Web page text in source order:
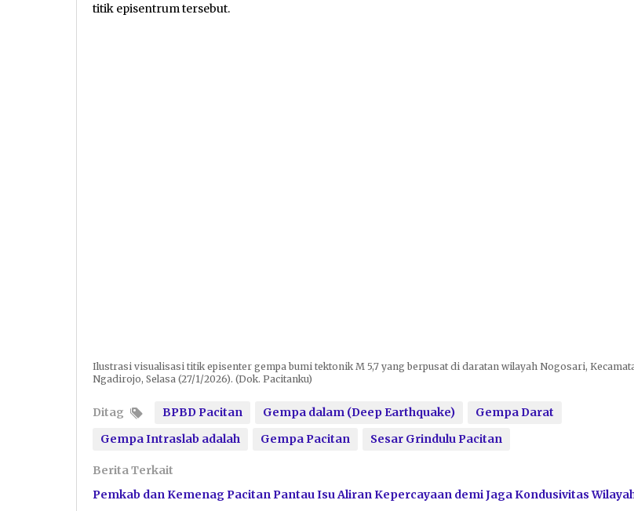
titik episentrum tersebut.
Ilustrasi visualisasi titik episenter gempa bumi tektonik M 5,7 yang berpusat di daratan wilayah Nogosari,
Ngadirojo, Selasa (27/1/2026). (Dok. Pacitanku)
Ditag BPBD Pacitan Gempa dalam (Deep Earthquake)
Gempa Darat
Gempa Intraslab adalah
Gempa Pacitan Sesar Grindulu Pacitan
Berita Terkait
Pemkab dan Kemenag Pacitan Pantau Isu Aliran Kepercayaan demi Jaga Kondusivitas